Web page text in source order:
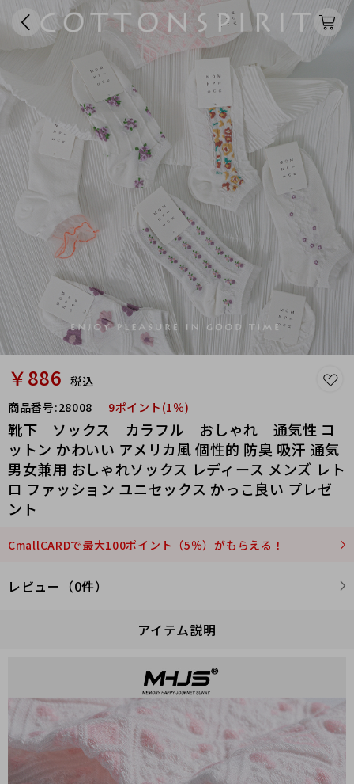
￥886 税込
商品番号:28008 9ポイント(1％)
靴下 ソックス カラフル おしゃれ 通気性 コ
ットン かわいい アメリカ風 個性的 防臭 吸汗 通気
男女兼用 おしゃれソックス レディース メンズ レト
ロ ファッション ユニセックス かっこ良い プレゼ
ント
CmallCARDで最大100ポイント（5％）がもらえる！
レビュー（0件）
アイテム説明